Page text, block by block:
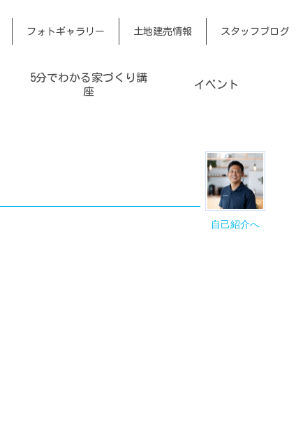
フォトギャラリー 土地建売情報 スタッフブログ
5分でわかる家づくり講
座
イベント
自己紹介へ